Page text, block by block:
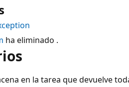
ha eliminado .
en la tarea que devuelve